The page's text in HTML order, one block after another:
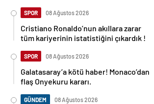
SPOR 08 Ağustos 2026
Cristiano Ronaldo’nun akıllara zarar
tüm kariyerinin istatistiğini çıkardık !
SPOR 08 Ağustos 2026
Galatasaray’a kötü haber! Monaco’dan
flaş Onyekuru kararı.
GÜNDEM 08 Ağustos 2026